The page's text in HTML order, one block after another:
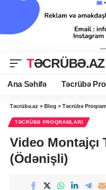
TƏCRÜBƏ.AZ
Ana Səhifə Təcrübə
Təcrübə.az > Blog > Təcrübə
TƏCRÜBƏ PROQRAMLARI
Video Montajçı
(Ödənişli)